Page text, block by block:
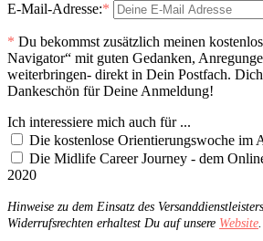
E-Mail-Adresse:*
* Du bekommst zusätzlich meinen
Navigator“ mit guten Gedanken,
weiterbringen- direkt in Dein Postfach.
Dankeschön für Deine Anmeldung!
Ich interessiere mich auch für ...
Die kostenlose Orientierungswoche im
Die Midlife Career Journey - dem
2020
Hinweise zu dem Einsatz des
Widerrufsrechten erhaltest Du auf unsere Website.